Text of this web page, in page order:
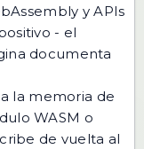
y APIs
- el
documenta
la memoria de
WASM o
de vuelta al